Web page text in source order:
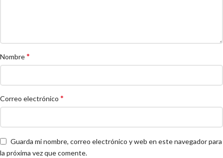
Nombre*
Correo electrónico *
Guarda mi nombre, correo electrónico y web en este navegador para
la próxima vez que comente.